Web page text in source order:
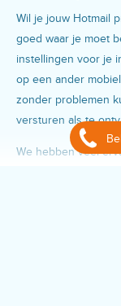
Wil je jouw Hotmail
goed waar je moet
instellingen voor je
op een ander
zonder problemen
versturen als te
We hebben veel